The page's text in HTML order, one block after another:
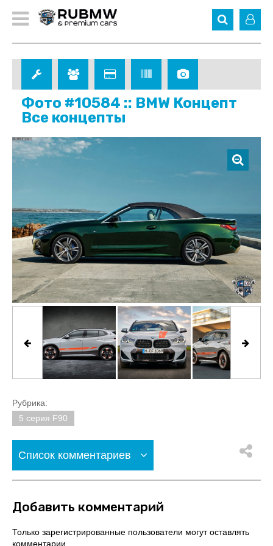
Фото #10584 :: BMW Концепт
Все концепты
Рубрика:
5 серия F90
Список комментариев
Добавить комментарий
Только зарегистрированные пользователи могут оставлять
комментарии.